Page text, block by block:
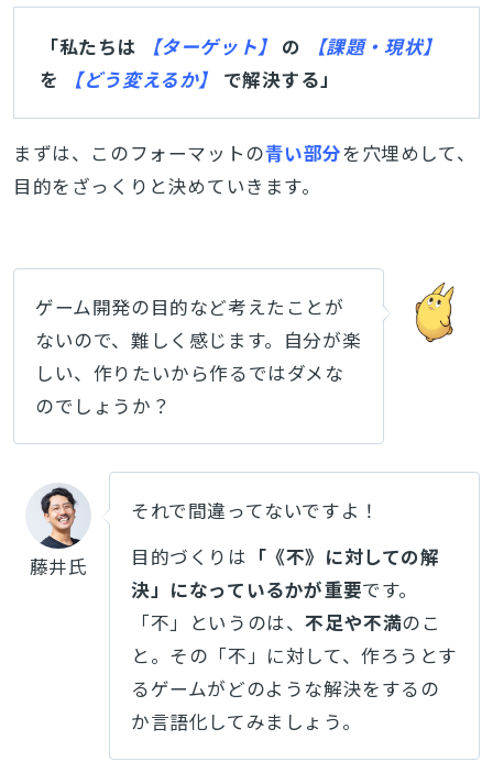
「私たちは 【ターゲット】 の
【課題・現状】
を
【どう変えるか】 で解決する」
まずは、このフォーマットの青い部分を穴埋めして、
目的をざっくりと決めていきます。
ゲーム開発の目的など考えたことが
ないので、難しく感じます。自分が楽
しい、作りたいから作るではダメな
のでしょうか？
藤井氏
それで間違ってないですよ！
目的づくりは 「《不》に対しての解
決」になっているかが重要です。
「不」というのは、不足や不満のこ
と。その「不」に対して、作ろうとす
るゲームがどのような解決をするの
か言語化してみましょう。